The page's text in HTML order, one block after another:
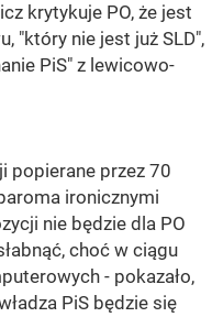
krytykuje PO, że jest
"który nie jest już SLD",
PiS" z lewicowo-
popierane przez 70
ironicznymi
nie będzie dla PO
choć w ciągu
- pokazało,
PiS będzie się